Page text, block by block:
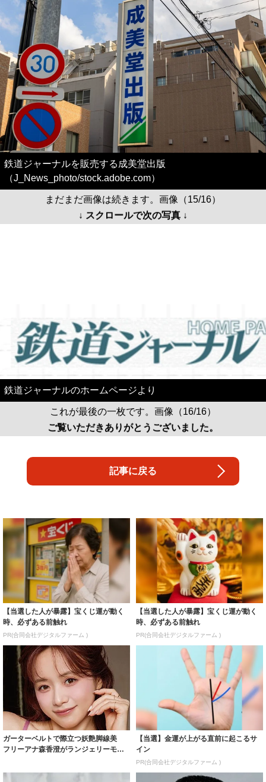
鉄道ジャーナルを販売する成美堂出版
（J_News_photo/stock.adobe.com）
まだまだ画像は続きます。画像（15/16）
↓ スクロールで次の写真 ↓
鉄道ジャーナルのホームページより
これが最後の一枚です。画像（16/16）
ご覧いただきありがとうございました。
記事に戻る
【当選した人が暴露】宝くじ運が動く
時、必ずある前触れ
PR(合同会社デジタルファーム )
【当選した人が暴露】宝くじ運が動く
時、必ずある前触れ
PR(合同会社デジタルファーム )
ガーターベルトで際立つ妖艶脚線美
フリーアナ森香澄がランジェリーモデ
【当選】金運が上がる直前に起こるサ
イン
PR(合同会社デジタルファーム )